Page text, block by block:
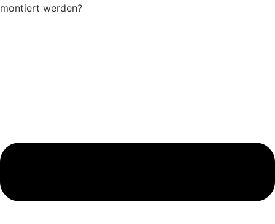
montiert werden?